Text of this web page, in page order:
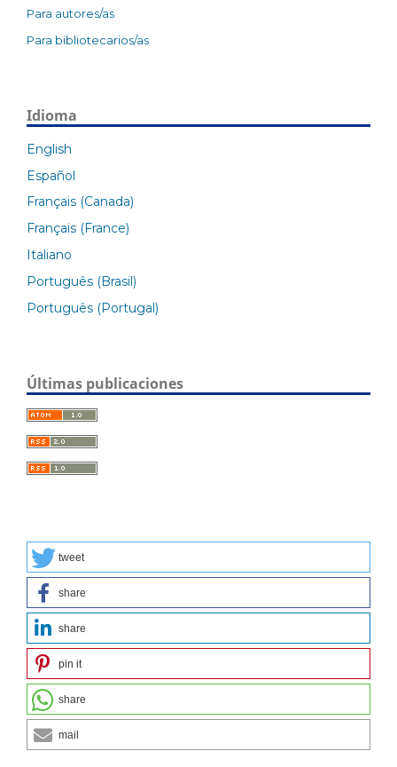
Para autores/as
Para bibliotecarios/as
Idioma
English
Español
Français (Canada)
Français (France)
Italiano
Português (Brasil)
Português (Portugal)
Últimas publicaciones
tweet
share
share
pin it
share
mail